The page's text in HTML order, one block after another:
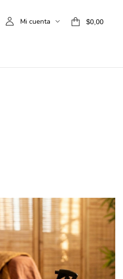
Mi cuenta $0,00